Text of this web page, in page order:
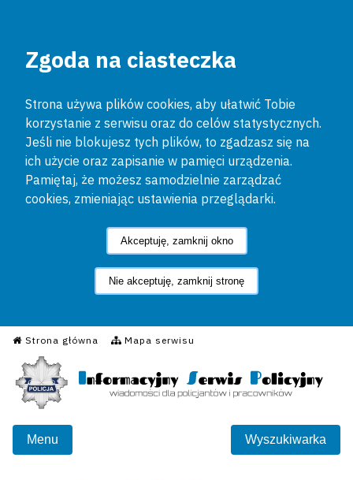
Zgoda na ciasteczka
Strona używa plików cookies, aby ułatwić Tobie
korzystanie z serwisu oraz do celów statystycznych.
Jeśli nie blokujesz tych plików, to zgadzasz się na
ich użycie oraz zapisanie w pamięci urządzenia.
Pamiętaj, że możesz samodzielnie zarządzać
cookies, zmieniając ustawienia przeglądarki.
Akceptuję, zamknij okno
Nie akceptuję, zamknij stronę
Strona główna Mapa serwisu
Informacyjny Serwis
Menu Wyszukiwarka